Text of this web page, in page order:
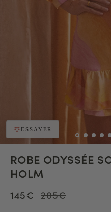
ESSAYER
ROBE ODYSSÉE
HOLM
145€ 205€